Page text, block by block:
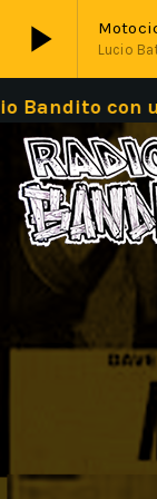
play_arrow Lucio
play_arrow Live
una